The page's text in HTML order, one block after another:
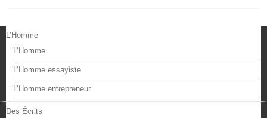
L’Homme
L’Homme
L’Homme essayiste
L’Homme entrepreneur
Des Écrits